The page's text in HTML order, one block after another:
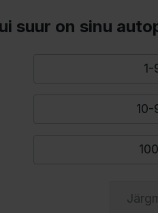
suur on sinu
1-
10-